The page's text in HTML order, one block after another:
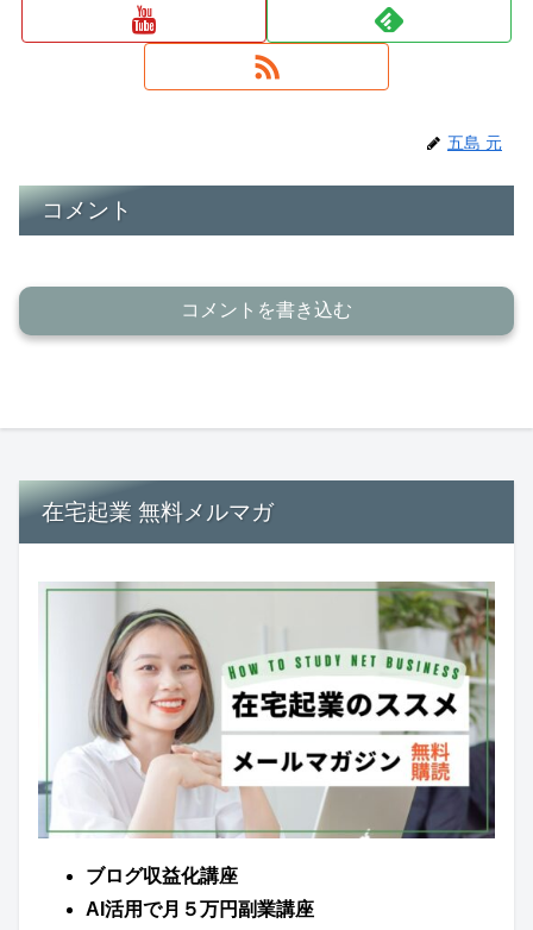
五島 元
コメント
コメントを書き込む
在宅起業 無料メルマガ
ブログ収益化講座
AI活用で月５万円副業講座